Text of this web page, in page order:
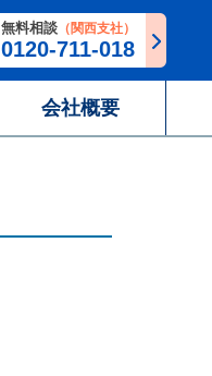
無料相談 （関西支社）
0120-711-018
会社概要